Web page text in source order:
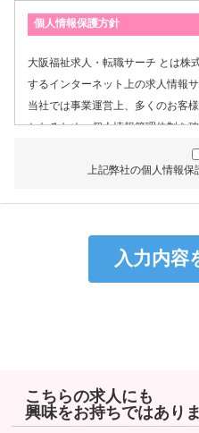
個人情報保護方針
大阪福祉求人・転職サーチ とは株
するインターネット上の求人情報サ
当社では事業運営上、多くのお客
となるため、個人情報管理体制を
個人情報は、本人の同意なく第
個人情報の取扱いについて
上記弊社の個人情報保
こちらの求人にも
興味をお持ちではあり